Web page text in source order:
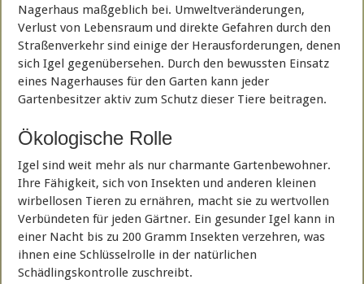
Nagerhaus maßgeblich bei. Umweltveränderungen,
Verlust von Lebensraum und direkte Gefahren durch den
Straßenverkehr sind einige der Herausforderungen, denen
sich Igel gegenübersehen. Durch den bewussten Einsatz
eines Nagerhauses für den Garten kann jeder
Gartenbesitzer aktiv zum Schutz dieser Tiere beitragen.
Ökologische Rolle
Igel sind weit mehr als nur charmante Gartenbewohner.
Ihre Fähigkeit, sich von Insekten und anderen kleinen
wirbellosen Tieren zu ernähren, macht sie zu wertvollen
Verbündeten für jeden Gärtner. Ein gesunder Igel kann in
einer Nacht bis zu 200 Gramm Insekten verzehren, was
ihnen eine Schlüsselrolle in der natürlichen
Schädlingskontrolle zuschreibt.